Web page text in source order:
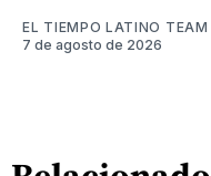
EL TIEMPO LATINO TEAM
7 de agosto de 2026